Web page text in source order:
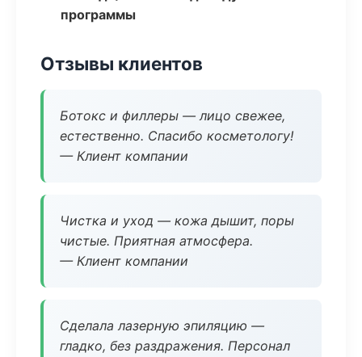
программы
Отзывы клиентов
Ботокс и филлеры — лицо свежее,
естественно. Спасибо косметологу!
— Клиент компании
Чистка и уход — кожа дышит, поры
чистые. Приятная атмосфера.
— Клиент компании
Сделала лазерную эпиляцию —
гладко, без раздражения. Персонал